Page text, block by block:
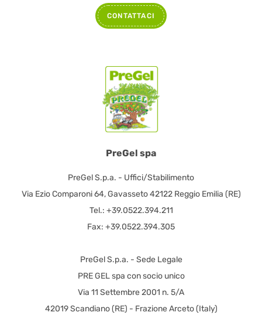
PreGel spa
PreGel S.p.a. - Uffici/Stabilimento
Via Ezio Comparoni 64, Gavasseto 42122 Reggio Emilia (RE)
Tel.: +39.0522.394.211
Fax: +39.0522.394.305
PreGel S.p.a. - Sede Legale
PRE GEL spa con socio unico
Via 11 Settembre 2001 n. 5/A
42019 Scandiano (RE) - Frazione Arceto (Italy)
CONTATTACI